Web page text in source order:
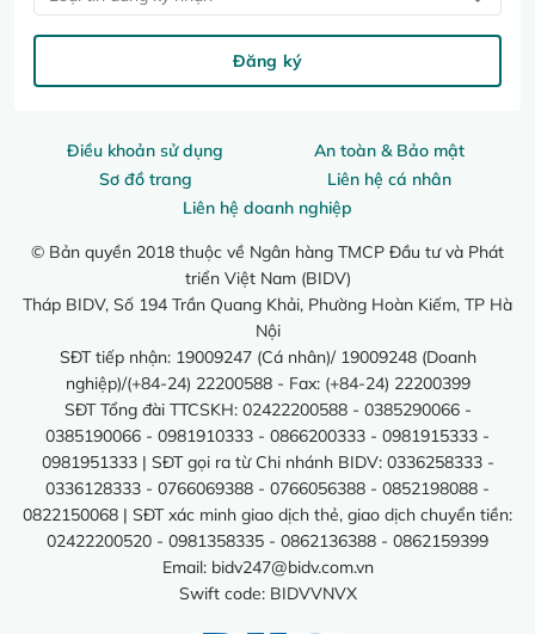
Điều khoản sử dụng
An toàn & Bảo mật
Sơ đồ trang
Liên hệ cá nhân
Liên hệ doanh nghiệp
© Bản quyền 2018 thuộc về Ngân hàng TMCP Đầu tư và Phát
triển Việt Nam (BIDV)
Tháp BIDV, Số 194 Trần Quang Khải, Phường Hoàn Kiếm, TP Hà
Nội
SĐT tiếp nhận: 19009247 (Cá nhân)/ 19009248 (Doanh
nghiệp)/(+84-24) 22200588 - Fax: (+84-24) 22200399
SĐT Tổng đài TTCSKH: 02422200588 - 0385290066 -
0385190066 - 0981910333 - 0866200333 - 0981915333 -
0981951333 | SĐT gọi ra từ Chi nhánh BIDV: 0336258333 -
0336128333 - 0766069388 - 0766056388 - 0852198088 -
0822150068 | SĐT xác minh giao dịch thẻ, giao dịch chuyển tiền:
02422200520 - 0981358335 - 0862136388 - 0862159399
Email: bidv247@bidv.com.vn
Swift code: BIDVVNVX
Đăng ký